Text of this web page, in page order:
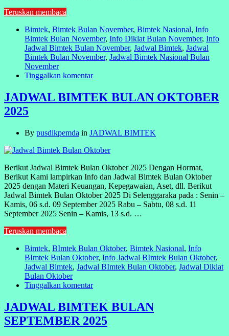
Teruskan membaca
Bimtek, Bimtek Bulan November, Bimtek Nasional, Info
Bimtek Bulan November, Info Diklat Bulan November, Info
Jadwal Bimtek Bulan November, Jadwal Bimtek, Jadwal
Bimtek Bulan November, Jadwal Bimtek Nasional Bulan
November
Tinggalkan komentar
JADWAL BIMTEK BULAN OKTOBER
2025
By pusdikpemda in JADWAL BIMTEK
Berikut Jadwal Bimtek Bulan Oktober 2025 Dengan Hormat,
Berikut Kami lampirkan Info dan Jadwal Bimtek Bulan Oktober
2025 dengan Materi Keuangan, Kepegawaian, Aset, dll. Berikut
Jadwal Bimtek Bulan Oktober 2025 Di Selenggaraka pada : Senin –
Kamis, 06 s.d. 09 September 2025 Rabu – Sabtu, 08 s.d. 11
September 2025 Senin – Kamis, 13 s.d. …
Teruskan membaca
Bimtek, BImtek Bulan Oktober, Bimtek Nasional, Info
BImtek Bulan Oktober, Info Jadwal BImtek Bulan Oktober,
Jadwal Bimtek, Jadwal BImtek Bulan Oktober, Jadwal Diklat
Bulan Oktober
Tinggalkan komentar
JADWAL BIMTEK BULAN
SEPTEMBER 2025